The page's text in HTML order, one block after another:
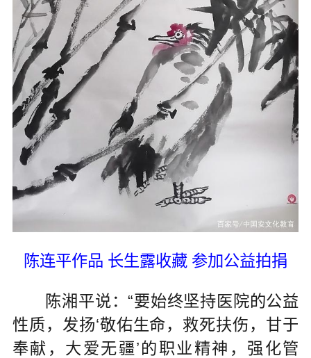
陈连平作品 长生露收藏 参加公益拍捐
陈湘平说：“要始终坚持医院的公益
性质，发扬‘敬佑生命，救死扶伤，甘于
奉献，大爱无疆’的职业精神，强化管